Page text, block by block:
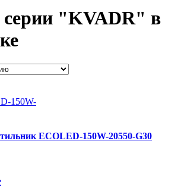
"KVADR" в
ECOLED-150W-20550-G30